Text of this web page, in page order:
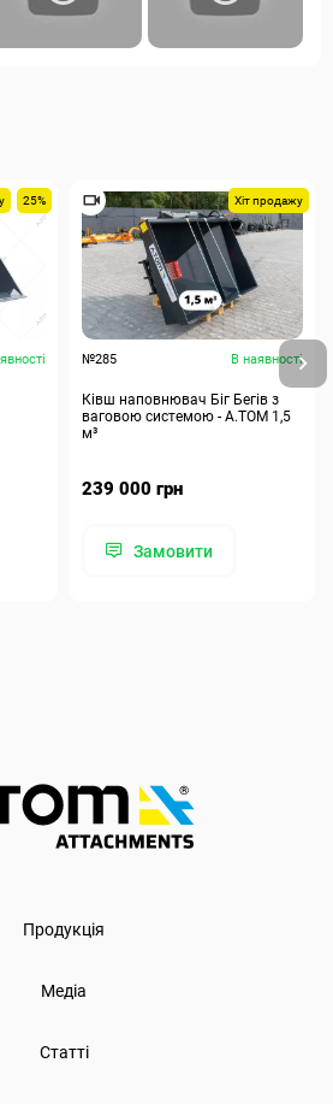
25% Хіт продажу
№285 В наявності
Ківш наповнювач Біг Бегів з
ваговою системою - А.ТОМ 1,5
м³
239 000 грн
Замовити
Продукція
Медіа
Статті